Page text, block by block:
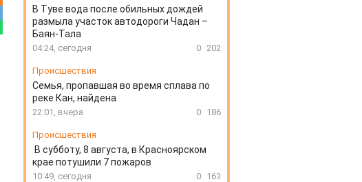
В Туве вода после обильных дождей
размыла участок автодороги Чадан –
Баян-Тала
04:24, сегодня 0 202
Происшествия
Семья, пропавшая во время сплава по
реке Кан, найдена
22:01, вчера 0 186
Происшествия
В субботу, 8 августа, в Красноярском
крае потушили 7 пожаров
10:49, сегодня 0 163